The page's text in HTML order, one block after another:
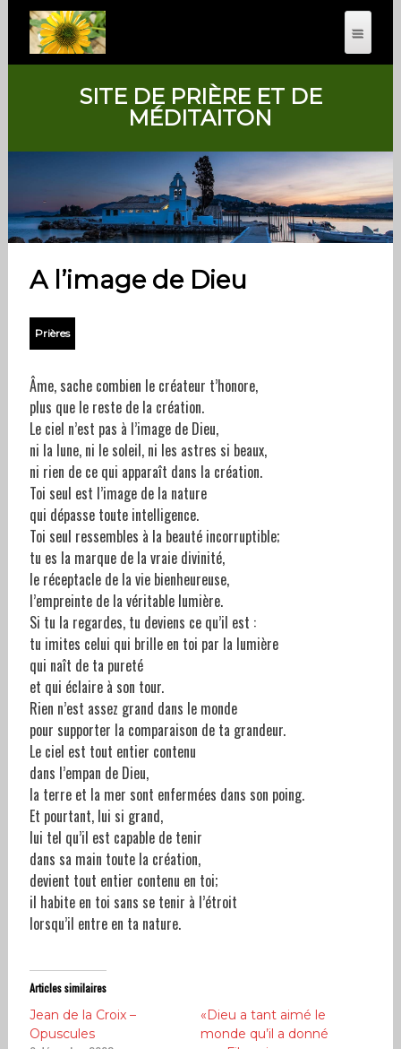
SITE DE PRIÈRE ET DE
MÉDITAITON
A l’image de Dieu
Prières
Âme, sache combien le créateur t’honore,
plus que le reste de la création.
Le ciel n’est pas à l’image de Dieu,
ni la lune, ni le soleil, ni les astres si beaux,
ni rien de ce qui apparaît dans la création.
Toi seul est l’image de la nature
qui dépasse toute intelligence.
Toi seul ressembles à la beauté incorruptible;
tu es la marque de la vraie divinité,
le réceptacle de la vie bienheureuse,
l’empreinte de la véritable lumière.
Si tu la regardes, tu deviens ce qu’il est :
tu imites celui qui brille en toi par la lumière
qui naît de ta pureté
et qui éclaire à son tour.
Rien n’est assez grand dans le monde
pour supporter la comparaison de ta grandeur.
Le ciel est tout entier contenu
dans l’empan de Dieu,
la terre et la mer sont enfermées dans son poing.
Et pourtant, lui si grand,
lui tel qu’il est capable de tenir
dans sa main toute la création,
devient tout entier contenu en toi;
il habite en toi sans se tenir à l’étroit
lorsqu’il entre en ta nature.
Articles similaires
Jean de la Croix –
Opuscules
«Dieu a tant aimé le
monde qu’il a donné